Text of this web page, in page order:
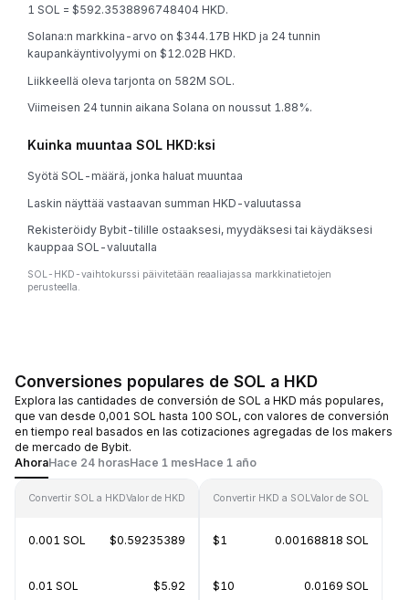
1 SOL = $592.3538896748404 HKD.
Solana:n markkina-arvo on $344.17B HKD ja 24 tunnin
kaupankäyntivolyymi on $12.02B HKD.
Liikkeellä oleva tarjonta on 582M SOL.
Viimeisen 24 tunnin aikana Solana on noussut 1.88%.
Kuinka muuntaa SOL HKD:ksi
Syötä SOL-määrä, jonka haluat muuntaa
Laskin näyttää vastaavan summan HKD-valuutassa
Rekisteröidy Bybit-tilille ostaaksesi, myydäksesi tai käydäksesi
kauppaa SOL-valuutalla
SOL-HKD-vaihtokurssi päivitetään reaaliajassa markkinatietojen
perusteella.
Conversiones populares de SOL a HKD
Explora las cantidades de conversión de SOL a HKD más populares,
que van desde 0,001 SOL hasta 100 SOL, con valores de conversión
en tiempo real basados en las cotizaciones agregadas de los makers
de mercado de Bybit.
AhoraHace 24 horasHace 1 mesHace 1 año
Convertir SOL a HKDValor de HKD
0.001 SOL $0.59235389
0.01 SOL $5.92
Convertir HKD a SOLValor de SOL
$1 0.00168818 SOL
$10 0.0169 SOL